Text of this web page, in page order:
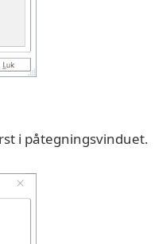
i påtegningsvinduet.